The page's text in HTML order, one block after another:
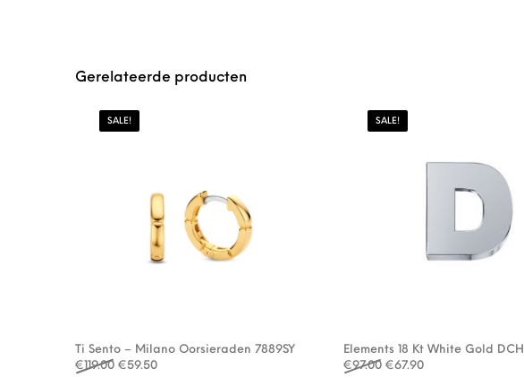
Gerelateerde producten
SALE!
Ti Sento – Milano Oorsieraden 7889SY
€119.00 Oorspronkelijke prijs was: €119.00.
€59.50Huidige prijs is: €59.50.
SALE!
Elements 18 Kt White Gold
€97.00 Oorspronkelijke prijs
€67.90Huidige prijs is: